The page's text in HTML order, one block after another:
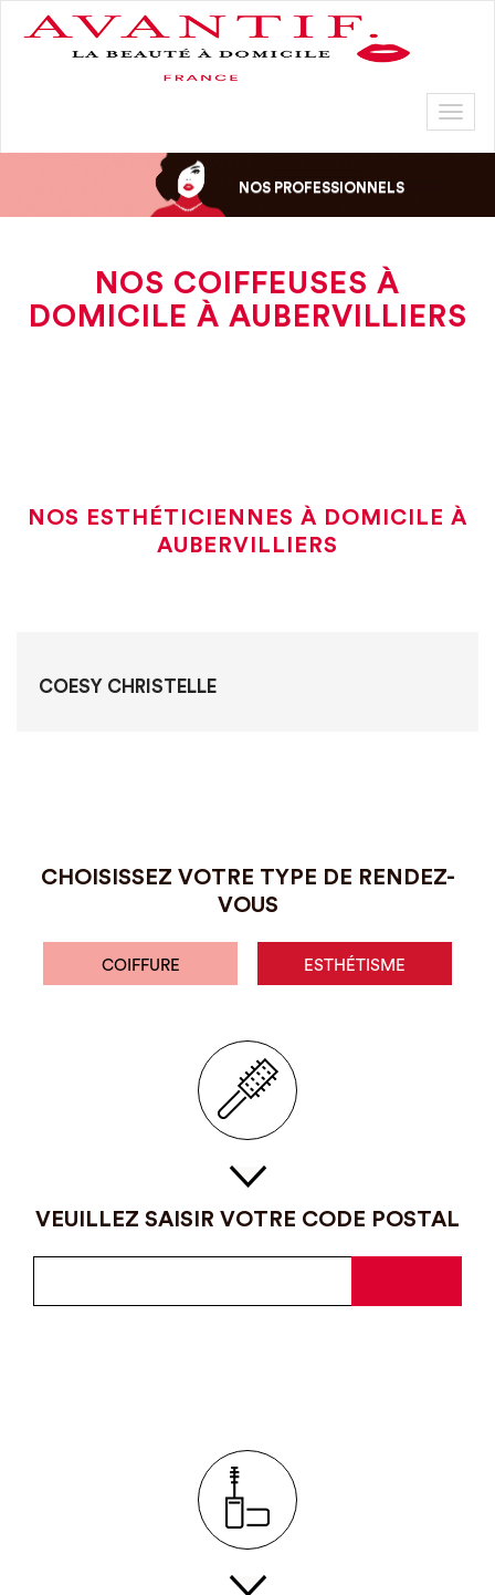
NOS PROFESSIONNELS
NOS COIFFEUSES À
DOMICILE À AUBERVILLIERS
NOS ESTHÉTICIENNES À DOMICILE À
AUBERVILLIERS
COESY CHRISTELLE
CHOISISSEZ VOTRE TYPE DE RENDEZ-
VOUS
COIFFURE ESTHÉTISME
VEUILLEZ SAISIR VOTRE CODE POSTAL